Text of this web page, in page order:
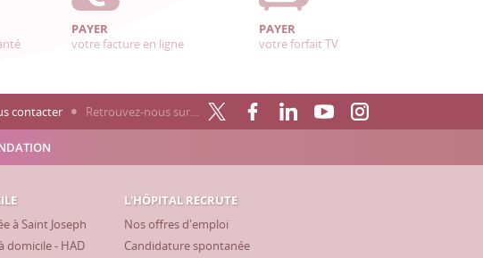
PAYER
votre facture en ligne
PAYER
votre forfait TV
contacter Retrouvez-nous sur…
à Saint Joseph
domicile - HAD
L'HÔPITAL RECRUTE
Nos offres d'emploi
Candidature spontanée